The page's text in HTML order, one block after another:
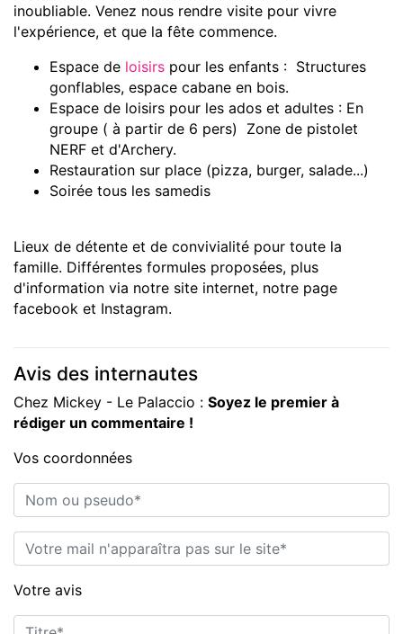
inoubliable. Venez nous rendre visite pour vivre
l'expérience, et que la fête commence.
Espace de loisirs pour les enfants : Structures
gonflables, espace cabane en bois.
Espace de loisirs pour les ados et adultes : En
groupe ( à partir de 6 pers) Zone de pistolet
NERF et d'Archery.
Restauration sur place (pizza, burger, salade...)
Soirée tous les samedis
Lieux de détente et de convivialité pour toute la
famille. Différentes formules proposées, plus
d'information via notre site internet, notre page
facebook et Instagram.
Avis des internautes
Chez Mickey - Le Palaccio : Soyez le premier à
rédiger un commentaire !
Vos coordonnées
Nom ou pseudo*
E-mail*
Votre avis
Titre*